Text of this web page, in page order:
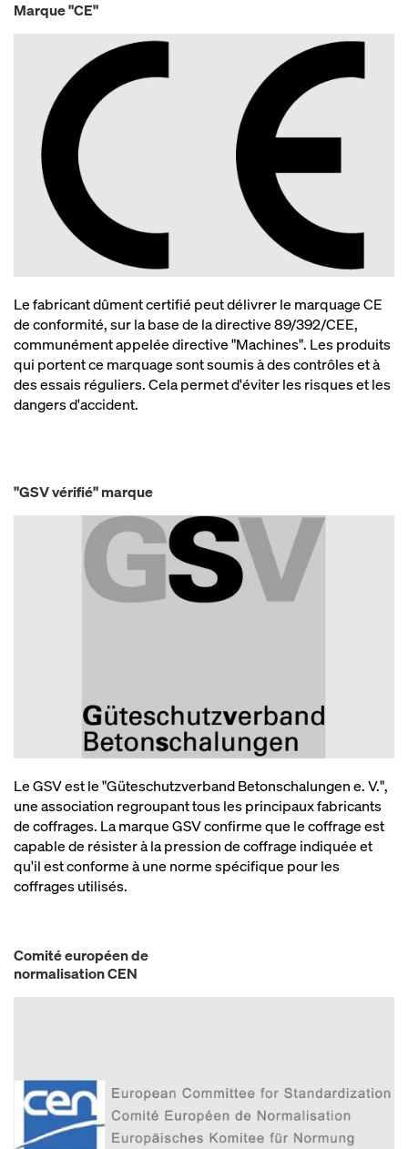
Marque "CE"
Le fabricant dûment certifié peut délivrer le marquage CE
de conformité, sur la base de la directive 89/392/CEE,
communément appelée directive "Machines". Les produits
qui portent ce marquage sont soumis à des contrôles et à
des essais réguliers. Cela permet d'éviter les risques et les
dangers d'accident.
"GSV vérifié" marque
Le GSV est le "Güteschutzverband Betonschalungen e. V.",
une association regroupant tous les principaux fabricants
de coffrages. La marque GSV confirme que le coffrage est
capable de résister à la pression de coffrage indiquée et
qu'il est conforme à une norme spécifique pour les
coffrages utilisés.
Comité européen de
normalisation CEN